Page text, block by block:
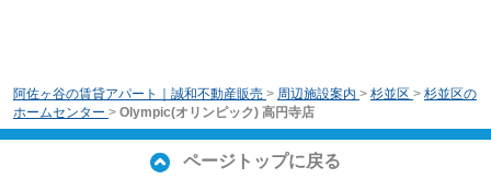
阿佐ヶ谷の賃貸アパート｜誠和不動産販売 > 周辺施設案内 > 杉並区 > 杉並区の
ホームセンター > Olympic(オリンピック) 高円寺店
ページトップに戻る